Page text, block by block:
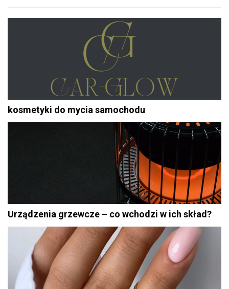
kosmetyki do mycia samochodu
Urządzenia grzewcze – co wchodzi w ich skład?